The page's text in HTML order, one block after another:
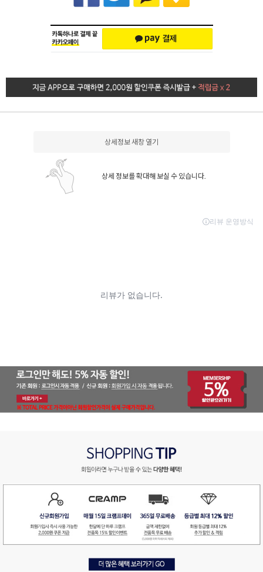
상세정보 새창 열기
상세 정보를 확대해 보실 수 있습니다.